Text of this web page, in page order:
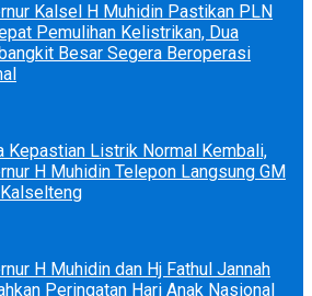
Kalsel H Muhidin Pastikan PLN
Pemulihan Kelistrikan, Dua
Besar Segera Beroperasi
Kepastian Listrik Normal Kembali,
H Muhidin Telepon Langsung GM
H Muhidin dan Hj Fathul Jannah
Peringatan Hari Anak Nasional